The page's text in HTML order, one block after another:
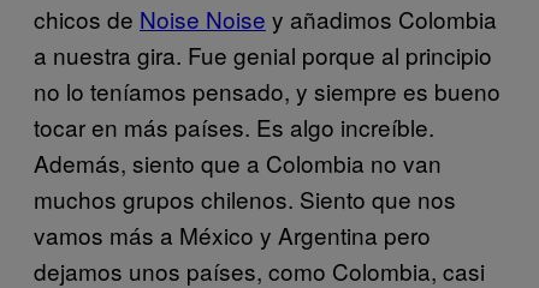
chicos de Noise Noise y añadimos Colombia
a nuestra gira. Fue genial porque al principio
no lo teníamos pensado, y siempre es bueno
tocar en más países. Es algo increíble.
Además, siento que a Colombia no van
muchos grupos chilenos. Siento que nos
vamos más a México y Argentina pero
dejamos unos países, como Colombia, casi